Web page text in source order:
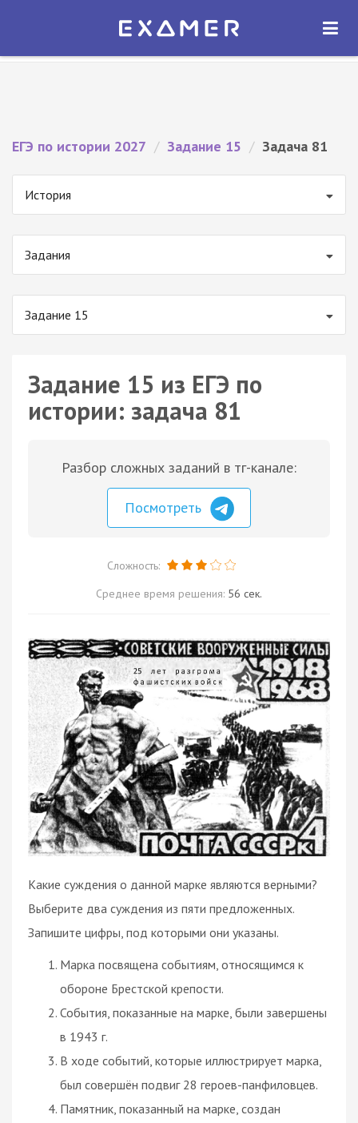
Экзамер — ЕГЭ 2027
ОТКРЫТЬ
ЕГЭ по истории 2027 / Задание 15 / Задача 81
История
Задания
Задание 15
Задание 15 из ЕГЭ по
истории: задача 81
Разбор сложных заданий в тг-канале:
Посмотреть
Сложность:
Среднее время решения: 56 сек.
Какие суждения о данной марке являются верными?
Выберите два суждения из пяти предложенных.
Запишите цифры, под которыми они указаны.
Марка посвящена событиям, относящимся к
обороне Брестской крепости.
События, показанные на марке, были завершены
в 1943 г.
В ходе событий, которые иллюстрирует марка,
был совершён подвиг 28 героев-панфиловцев.
Памятник, показанный на марке, создан